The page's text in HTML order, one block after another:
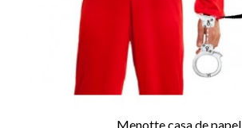
Menotte casa de papel